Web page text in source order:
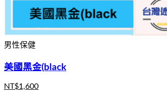
男性保健
美國黑金(black
NT$1,600